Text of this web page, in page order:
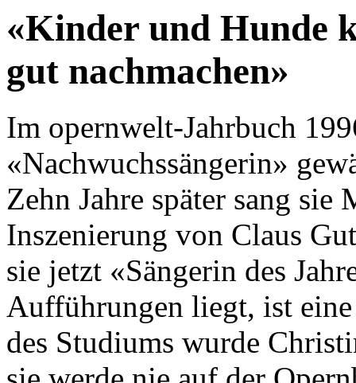
«Kinder und Hunde
gut nachmachen»
Im opernwelt-Jahrbuch
«Nachwuchssängerin»
Zehn Jahre später sang
Inszenierung von Claus
sie jetzt «Sängerin des
Aufführungen liegt, ist
des Studiums wurde